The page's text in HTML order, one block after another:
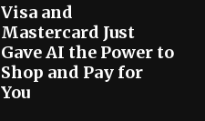
Visa and
Mastercard Just
Gave AI the Power to
Shop and Pay for
You